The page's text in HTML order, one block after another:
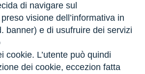
di navigare sul
visione dell’informativa in
banner) e di usufruire dei servizi
cookie. L’utente può quindi
dei cookie, eccezion fatta